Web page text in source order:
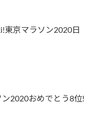
東京マラソン2020日
2020おめでとう8位!